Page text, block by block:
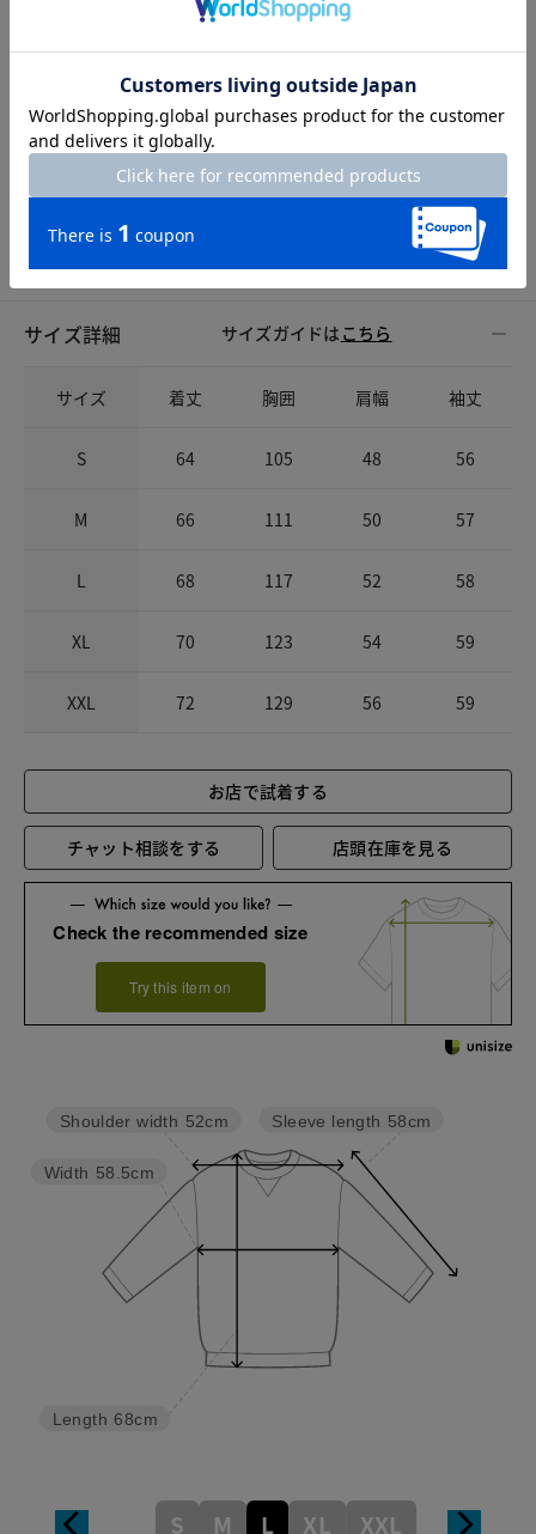
本体/綿71%・ポリエステル29%，リブ部分/綿95%・ポリ
ウレタン5%
洗濯機可
サイズ詳細 サイズガイドは こちら
サイズ 着丈 胸囲 肩幅 袖丈
S 64 105 48 56
M 66 111 50 57
L 68 117 52 58
XL 70 123 54 59
XXL 72 129 56 59
お店で試着する
チャット相談をする 店頭在庫を見る
Check the recommended size
Try this item on
Sleeve length 58cm
Length 68cm
Width 58.5cm
Shoulder width 52cm
S M L XL XXL